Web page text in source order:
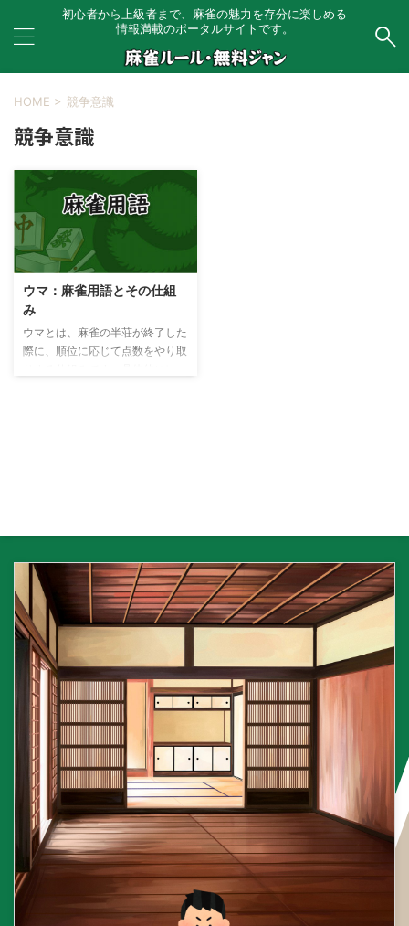
初心者から上級者まで、麻雀の魅力を存分に楽しめる
情報満載のポータルサイトです。
HOME > 競争意識
競争意識
ウマ：麻雀用語とその仕組
み
ウマとは、麻雀の半荘が終了した
際に、順位に応じて点数をやり取
役割を果たしています。ウマによ
上位に入ることが重要になりま
す。これによって、プレイヤーは
より積極的に勝利を目指すことが
求められ、ゲーム全体の競争意識
が ...